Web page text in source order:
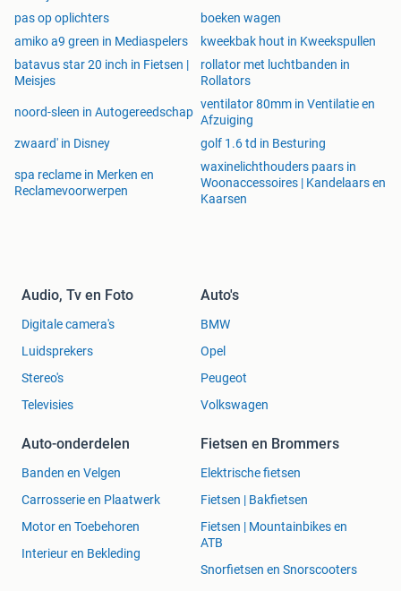
pas op oplichters
boeken wagen
amiko a9 green in Mediaspelers
kweekbak hout in Kweekspullen
batavus star 20 inch in Fietsen |
Meisjes
rollator met luchtbanden in
Rollators
noord-sleen in Autogereedschap
ventilator 80mm in Ventilatie en
Afzuiging
zwaard' in Disney
golf 1.6 td in Besturing
spa reclame in Merken en
Reclamevoorwerpen
waxinelichthouders paars in
Woonaccessoires | Kandelaars en
Kaarsen
Audio, Tv en Foto
Digitale camera's
Luidsprekers
Stereo's
Televisies
Auto's
BMW
Opel
Peugeot
Volkswagen
Auto-onderdelen
Banden en Velgen
Carrosserie en Plaatwerk
Motor en Toebehoren
Interieur en Bekleding
Fietsen en Brommers
Elektrische fietsen
Fietsen | Bakfietsen
Fietsen | Mountainbikes en
ATB
Snorfietsen en Snorscooters